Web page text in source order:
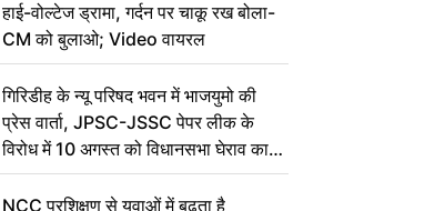
हाई-वोल्टेज ड्रामा, गर्दन पर चाकू रख बोला-
CM को बुलाओ; Video वायरल
गिरिडीह के न्यू परिषद भवन में भाजयुमो की
प्रेस वार्ता, JPSC-JSSC पेपर लीक के
विरोध में 10 अगस्त को विधानसभा घेराव का
ऐलान
NCC प्रशिक्षण से युवाओं में बढ़ता है